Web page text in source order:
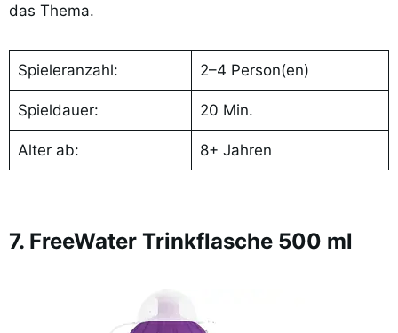
das Thema.
Spieleranzahl: 2–4 Person(en)
Spieldauer: 20 Min.
Alter ab: 8+ Jahren
7. FreeWater Trinkflasche 500 ml